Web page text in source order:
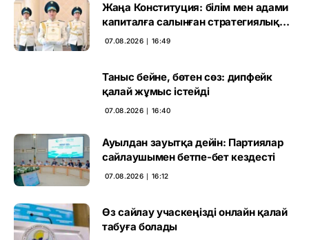
Жаңа Конституция: білім мен адами
капиталға салынған стратегиялық
негіз
07.08.2026 ∣ 16:49
Таныс бейне, бөтен сөз: дипфейк
қалай жұмыс істейді
07.08.2026 ∣ 16:40
Ауылдан зауытқа дейін: Партиялар
сайлаушымен бетпе-бет кездесті
07.08.2026 ∣ 16:12
Өз сайлау учаскеңізді онлайн қалай
табуға болады